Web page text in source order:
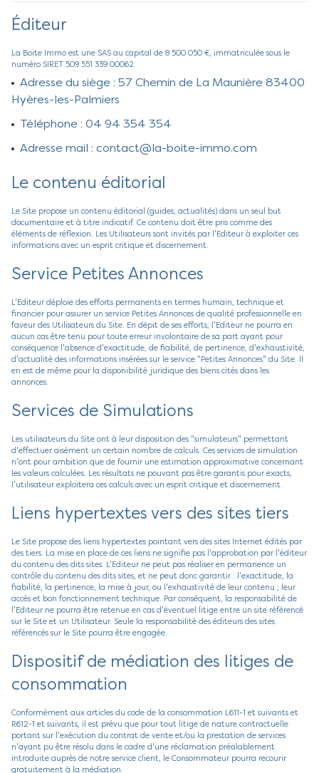
Éditeur
La Boite Immo est une SAS au capital de 8 500 050 €, immatriculée sous le
numéro SIRET 509 551 339 00062
Adresse du siège : 57 Chemin de La Maunière 83400
Hyères-les-Palmiers
Téléphone : 04 94 354 354
Adresse mail : contact@la-boite-immo.com
Le contenu éditorial
Le Site propose un contenu éditorial (guides, actualités) dans un seul but
documentaire et à titre indicatif. Ce contenu doit être pris comme des
éléments de réflexion. Les Utilisateurs sont invités par l'Editeur à exploiter ces
informations avec un esprit critique et discernement.
Service Petites Annonces
L'Editeur déploie des efforts permanents en termes humain, technique et
financier pour assurer un service Petites Annonces de qualité professionnelle en
faveur des Utilisateurs du Site. En dépit de ses efforts, l'Editeur ne pourra en
aucun cas être tenu pour toute erreur involontaire de sa part ayant pour
conséquence l'absence d'exactitude, de fiabilité, de pertinence, d'exhaustivité,
d'actualité des informations insérées sur le service "Petites Annonces" du Site. Il
en est de même pour la disponibilité juridique des biens cités dans les
annonces.
Services de Simulations
Les utilisateurs du Site ont à leur disposition des "simulateurs" permettant
d'effectuer aisément un certain nombre de calculs. Ces services de simulation
n'ont pour ambition que de fournir une estimation approximative concernant
les valeurs calculées. Les résultats ne pouvant pas être garantis pour exacts,
l'utilisateur exploitera ces calculs avec un esprit critique et discernement.
Liens hypertextes vers des sites tiers
Le Site propose des liens hypertextes pointant vers des sites Internet édités par
des tiers. La mise en place de ces liens ne signifie pas l'approbation par l'éditeur
du contenu des dits sites. L'Editeur ne peut pas réaliser en permanence un
contrôle du contenu des dits sites, et ne peut donc garantir : l'exactitude, la
fiabilité, la pertinence, la mise à jour, ou l'exhaustivité de leur contenu ; leur
accès et bon fonctionnement technique. Par conséquent, la responsabilité de
l'Editeur ne pourra être retenue en cas d'éventuel litige entre un site référencé
sur le Site et un Utilisateur. Seule la responsabilité des éditeurs des sites
référencés sur le Site pourra être engagée.
Dispositif de médiation des litiges de
consommation
Conformément aux articles du code de la consommation L611-1 et suivants et
R612-1 et suivants, il est prévu que pour tout litige de nature contractuelle
portant sur l'exécution du contrat de vente et/ou la prestation de services
n'ayant pu être résolu dans le cadre d'une réclamation préalablement
introduite auprès de notre service client, le Consommateur pourra recourir
gratuitement à la médiation.